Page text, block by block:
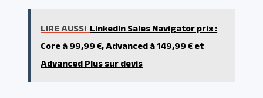
LIRE AUSSI LinkedIn Sales Navigator prix :
Core à 99,99 €, Advanced à 149,99 € et
Advanced Plus sur devis